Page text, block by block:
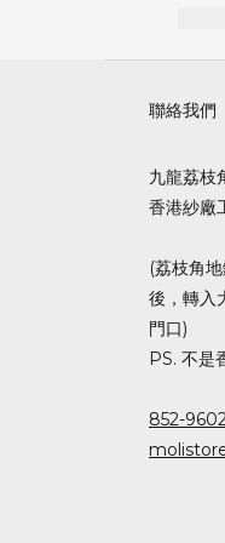
聯絡我們
九龍荔枝
香港紗廠
(荔枝角
後，轉入
門口)
PS. 不是
852-